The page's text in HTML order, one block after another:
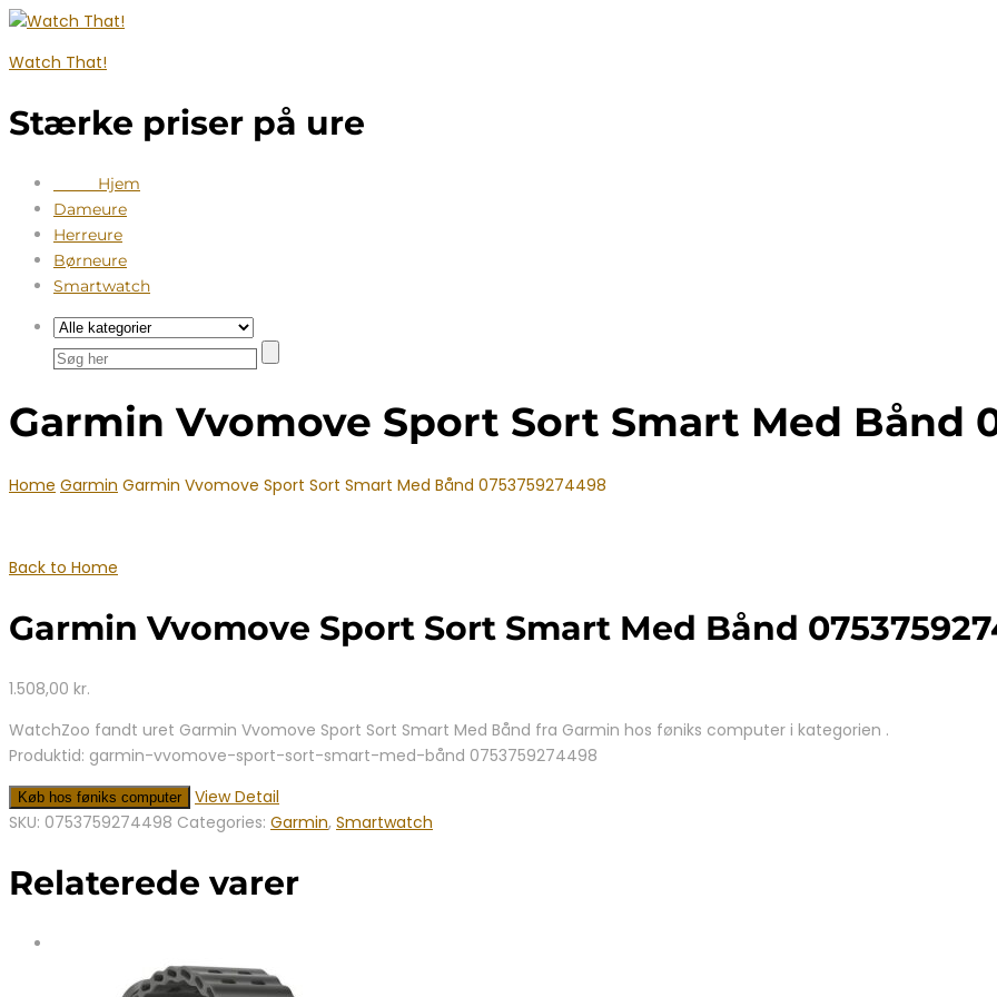
Watch That!
Stærke priser på ure
Hjem
Dameure
Herreure
Børneure
Smartwatch
Garmin Vvomove Sport Sort Smart Med Bånd
Home Garmin Garmin Vvomove Sport Sort Smart Med Bånd 0753759274498
Back to Home
Garmin Vvomove Sport Sort Smart Med Bånd
1.508,00 kr.
WatchZoo fandt uret Garmin Vvomove Sport Sort Smart Med Bånd fra Garmin hos føniks computer i kategorien .
Produktid: garmin-vvomove-sport-sort-smart-med-bånd 0753759274498
Køb hos føniks computer
View Detail
SKU: 0753759274498 Categories: Garmin, Smartwatch
Relaterede varer